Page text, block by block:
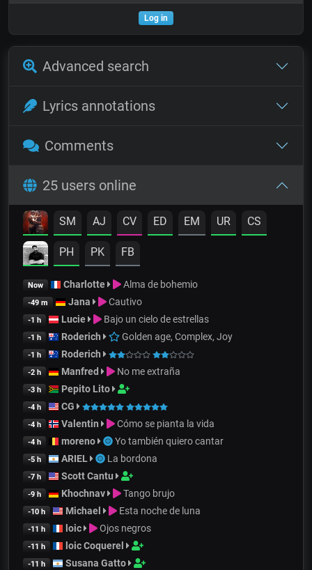
Log in
Advanced search
Lyrics annotations
Comments
25 users online
SM AJ CV ED EM UR CS
PH PK FB
Now Charlotte Alma de bohemio
-49 m Jana Cautivo
-1 h Lucie Bajo un cielo de estrellas
-1 h Roderich Golden age, Complex, Joy
-1 h Roderich
-2 h Manfred No me extraña
-3 h Pepito Lito
-4 h CG
-4 h Valentin Cómo se pianta la vida
-4 h moreno Yo también quiero cantar
-5 h ARIEL La bordona
-7 h Scott Cantu
-9 h Khochnav Tango brujo
-10 h Michael Esta noche de luna
-11 h loic Ojos negros
-11 h loic Coquerel
-11 h Susana Gatto